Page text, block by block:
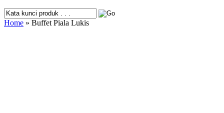
Home » Buffet Piala Lukis